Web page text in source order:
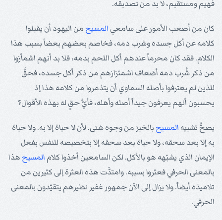
فهيم ومستقيم، لا بد من تصديقه.
كان من أصعب الأمور على سامعي المسيح من اليهود أن يقبلوا
كلامه عن أكل جسده وشرب دمه، فخاصم بعضهم بعضاً بسبب هذا
الكلام. فقد كان محرماً عندهم أكل اللحم بدمه، فلا بد أنهم اشمأزوا
من ذكر شُرب دمه أضعاف اشمئزازهم من ذكر أكل جسده، فحقَّ
للذين لم يعترفوا بأصله السماوي أن يتذمروا من كلامه هذا إذ
يحسبون أنهم يعرفون جيداً أصله وأهله، فأيُّ حقٍ له بهذه الأقوال؟
يصحُّ تشبيه المسيح بالخبز من وجوه شتى. لأن لا حياة إلا به. ولا حياة
به إلا بعد سحقه، ولا حياة بعد سحقه إلا بتخصيصه للنفس بفعل
الإيمان الذي يشبّهه هو بالأكل. لكن السامعين أخذوا كلام المسيح هذا
بالمعنى الحرفي فعثروا بسببه. وامتدَّت هذه العثرة إلى كثيرين من
تلاميذه أيضاً. ولا يزال إلى الآن جمهور غفير نظيرهم يتقيّدون بالمعنى
الحرفي.